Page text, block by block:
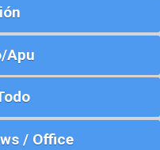
Apu
/ Office